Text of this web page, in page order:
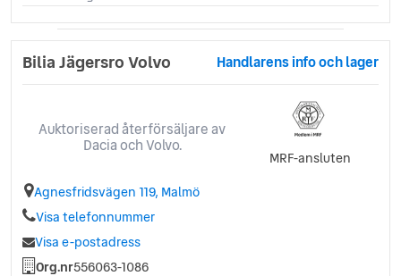
Dimljus (LED)
Dekorlist sidofönst/svart
Framstolar eluppvärmda
Tröskeldekor lastutrymme
Bakre armstöd m skidlucka
USB-C 2 uttag T-kons bak
Värme i grillemblem
Grill täckt/färganpassad
Bilia Jägersro Volvo Handlarens info och lager
Auktoriserad återförsäljare av
Dacia och Volvo.
MRF-ansluten
Agnesfridsvägen 119, Malmö
Visa telefonnummer
Visa e-postadress
Org.nr556063-1086